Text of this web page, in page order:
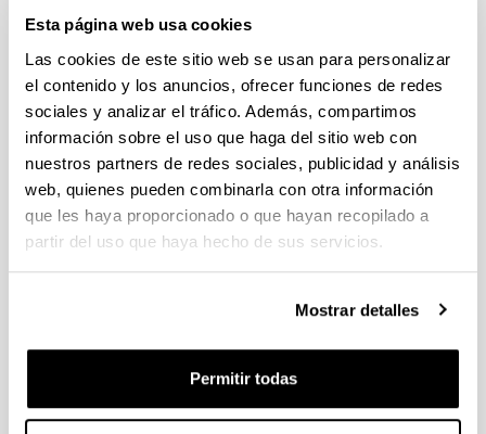
Esta página web usa cookies
Las cookies de este sitio web se usan para personalizar
el contenido y los anuncios, ofrecer funciones de redes
sociales y analizar el tráfico. Además, compartimos
información sobre el uso que haga del sitio web con
nuestros partners de redes sociales, publicidad y análisis
web, quienes pueden combinarla con otra información
que les haya proporcionado o que hayan recopilado a
partir del uso que haya hecho de sus servicios.
Mostrar detalles
Permitir todas
Estancias de movilidad en el extranjero 2025 "José
Castillejo" para jóvenes doctores y "Salvador de Madariaga"
para profesores e investigadores sénior (MICIU)
Sin trámite abierto (Plazo de presentación de solicitudes:
29/01/2026 - 27/02/2026 14:00)
CONVOCATORIA PARA LA CONTRATACIÓN DE
PERSONAL INVESTIGADOR DOCTOR EN LA UPV/EHU
(2025)
Sin trámite abierto (Plazo de presentación de solicitudes:
02/06/2025 - 23/06/2025 23:59)
04/03/2026. Resolución definitiva de solicitudes concedidas y
Plazo interno expresiones de interés: hasta el 23/02/2026.